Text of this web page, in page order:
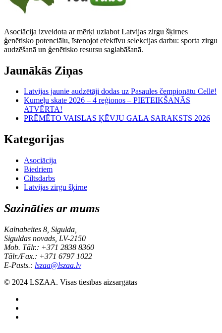
Asociācija izveidota ar mērķi uzlabot Latvijas zirgu šķirnes
ģenētisko potenciālu, īstenojot efektīvu selekcijas darbu: sporta zirgu
audzēšanā un ģenētisko resursu saglabāšanā.
Jaunākās Ziņas
Latvijas jaunie audzētāji dodas uz Pasaules čempionātu Cellē!
Kumeļu skate 2026 – 4 reģionos – PIETEIKŠANĀS
ATVĒRTA!
PRĒMĒTO VAISLAS ĶĒVJU GALA SARAKSTS 2026
Kategorijas
Asociācija
Biedriem
Ciltsdarbs
Latvijas zirgu šķirne
Sazināties ar mums
Kalnabeites 8, Sigulda,
Siguldas novads, LV-2150
Mob. Tālr.: +371 2838 8360
Tālr./Fax.: +371 6797 1022
E-Pasts.: lszaa@lszaa.lv
© 2024 LSZAA. Visas tiesības aizsargātas